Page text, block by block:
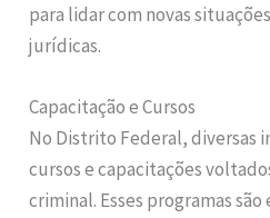
para lidar com novas
jurídicas.
Capacitação e Cursos
No Distrito Federal, diversas
cursos e capacitações
criminal. Esses programas são